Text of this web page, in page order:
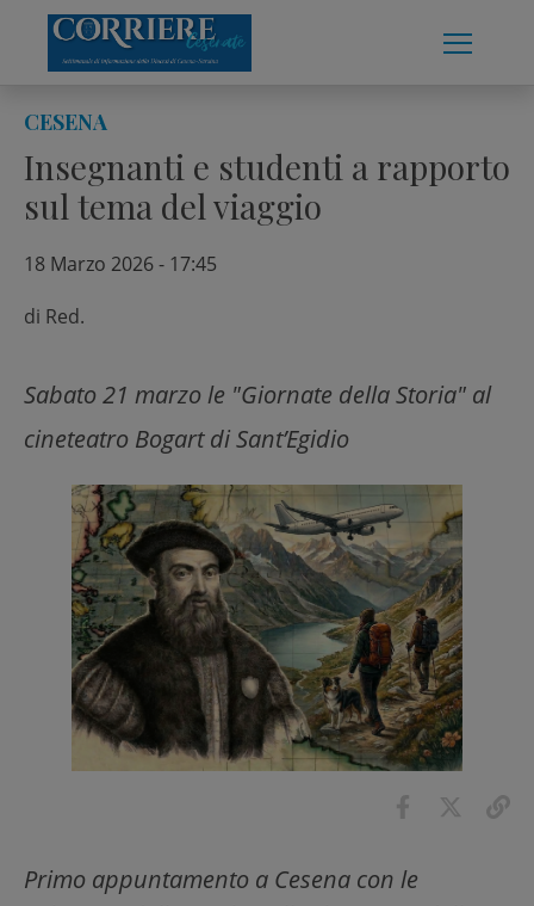
content
CESENA
Insegnanti e studenti a rapporto
sul tema del viaggio
18 Marzo 2026 - 17:45
di Red.
Sabato 21 marzo le "Giornate della Storia" al
cineteatro Bogart di Sant’Egidio
Primo appuntamento a Cesena con le